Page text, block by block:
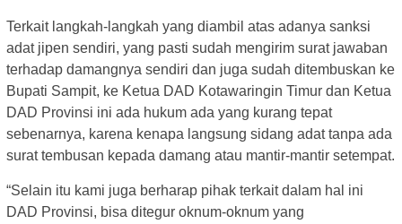
Terkait langkah-langkah yang diambil atas adanya sanksi
adat jipen sendiri, yang pasti sudah mengirim surat jawaban
terhadap damangnya sendiri dan juga sudah ditembuskan ke
Bupati Sampit, ke Ketua DAD Kotawaringin Timur dan Ketua
DAD Provinsi ini ada hukum ada yang kurang tepat
sebenarnya, karena kenapa langsung sidang adat tanpa ada
surat tembusan kepada damang atau mantir-mantir setempat.
“Selain itu kami juga berharap pihak terkait dalam hal ini
DAD Provinsi, bisa ditegur oknum-oknum yang